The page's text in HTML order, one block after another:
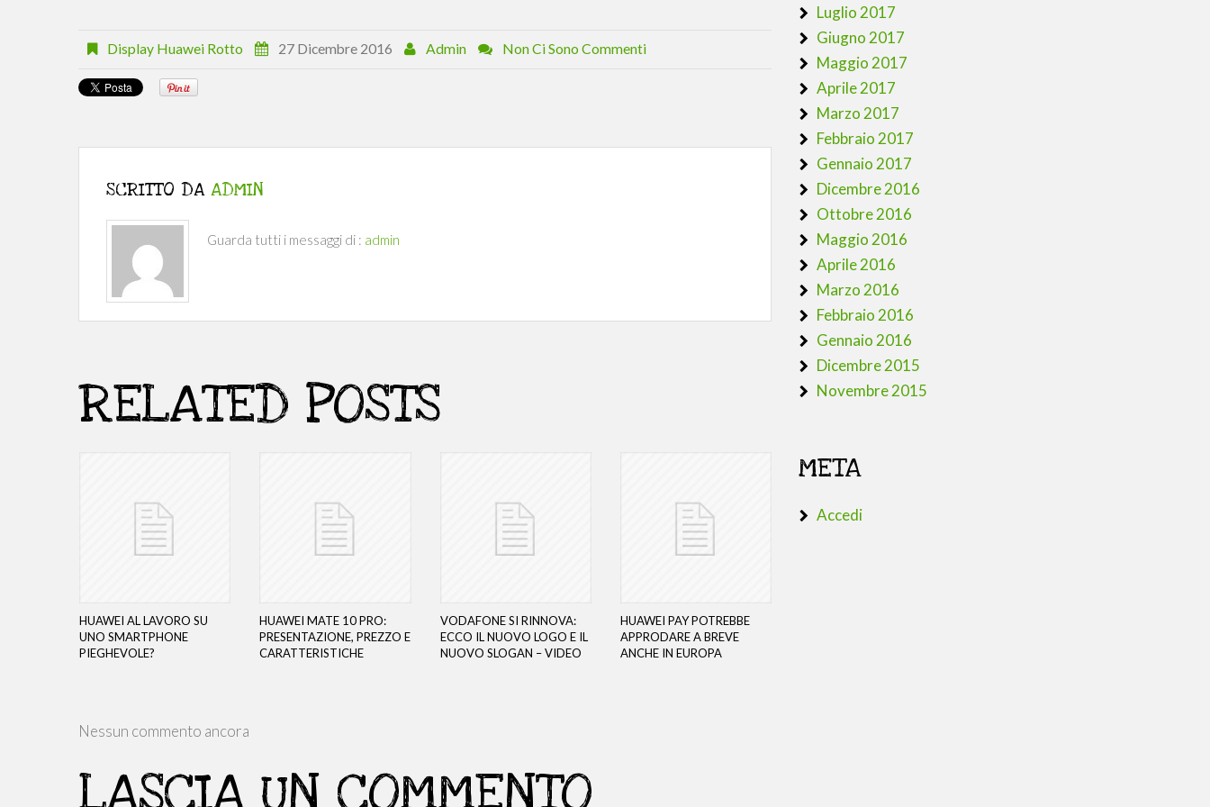
Display Huawei Rotto 27 Dicembre 2016 Admin Non Ci Sono Commenti
SCRITTO DA ADMIN
Guarda tutti i messaggi di : admin
RELATED POSTS
HUAWEI AL LAVORO SU
UNO SMARTPHONE
PIEGHEVOLE?
HUAWEI MATE 10 PRO:
PRESENTAZIONE, PREZZO E
CARATTERISTICHE
VODAFONE SI RINNOVA:
ECCO IL NUOVO LOGO E IL
NUOVO SLOGAN – VIDEO
HUAWEI PAY POTREBBE
APPRODARE A BREVE
ANCHE IN EUROPA
Nessun commento ancora
Luglio 2017
Giugno 2017
Maggio 2017
Aprile 2017
Marzo 2017
Febbraio 2017
Gennaio 2017
Dicembre 2016
Ottobre 2016
Maggio 2016
Aprile 2016
Marzo 2016
Febbraio 2016
Gennaio 2016
Dicembre 2015
Novembre 2015
META
Accedi